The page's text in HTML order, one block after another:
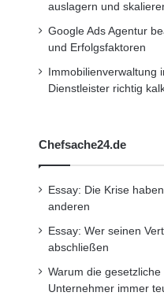
auslagern und
Google Ads Agentur
und Erfolgsfaktoren
Immobilienverwaltung
Dienstleister richtig
Chefsache24.de
Essay: Die Krise
anderen
Essay: Wer seinen
abschließen
Warum die
Unternehmer immer